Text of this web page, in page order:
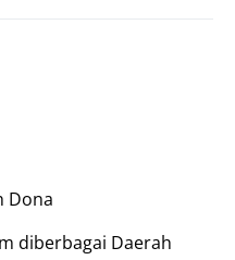
Dona
diberbagai Daerah